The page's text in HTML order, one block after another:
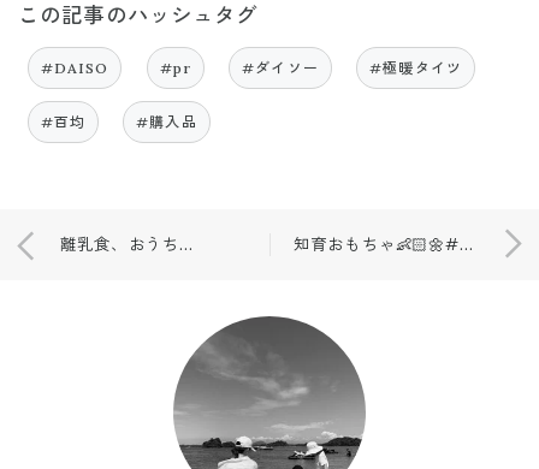
この記事のハッシュタグ
#DAISO #pr #ダイソー #極暖タイツ
#百均 #購入品
離乳食、おうちごはん、バースデー🌷 知育おもちゃ👶🏻🌼#買ってよかった